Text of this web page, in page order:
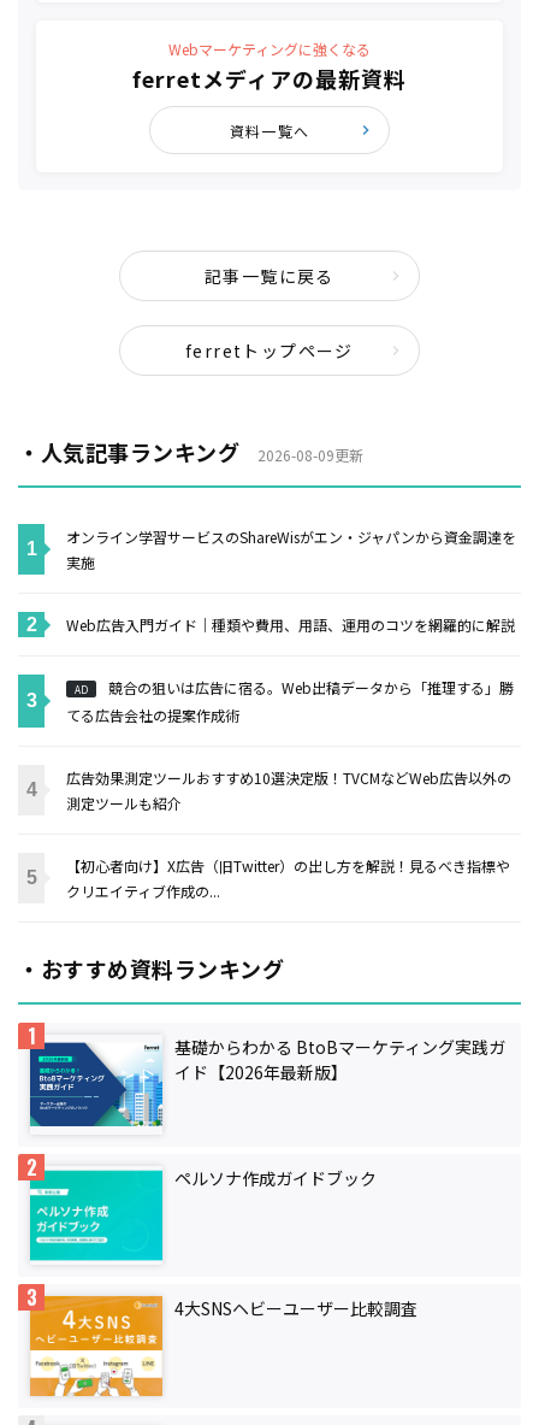
Webマーケティングに強くなる
ferretメディアの最新資料
資料一覧へ
記事一覧に戻る
ferretトップページ
・人気記事ランキング 2026-08-09更新
オンライン学習サービスのShareWisがエン・ジャパンから資金調達を
実施
Web広告入門ガイド｜種類や費用、用語、運用のコツを網羅的に解説
AD
競合の狙いは広告に宿る。Web出稿データから「推理する」勝
てる広告会社の提案作成術
広告効果測定ツールおすすめ10選決定版！TVCMなどWeb広告以外の
測定ツールも紹介
【初心者向け】X広告（旧Twitter）の出し方を解説！見るべき指標や
クリエイティブ作成の...
・おすすめ資料ランキング
基礎からわかる BtoBマーケティング実践ガ
イド【2026年最新版】
ペルソナ作成ガイドブック
4大SNSヘビーユーザー比較調査